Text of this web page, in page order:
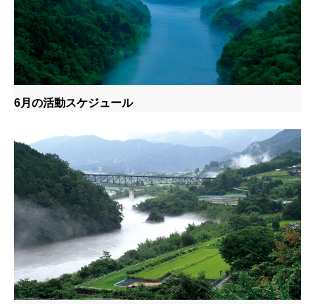
6月の活動スケジュール